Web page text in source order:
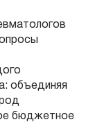
объединяя
бюджетное